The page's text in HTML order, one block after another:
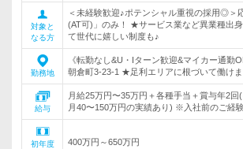
対象と
なる方
＜未経験歓迎♪ポテンシャル重視の採用◎＞
(AT可)」のみ！ ★サービス業など異業種出
て世代に嬉しい制度も♪
勤務地
《転勤なし&U・Iターン歓迎&マイカー通勤
朝倉町3-23-1 ★足利エリアに根づいて働け
給与
月給25万円〜35万円＋各種手当＋賞与年2回(
月40〜150万円の実績あり) ※入社前のご経
初年度
400万円～650万円